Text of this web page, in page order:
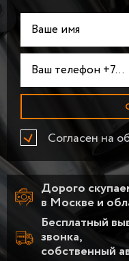
Дорого
в Москве и
Бесплатный
звонка,
собственный
Согласен на